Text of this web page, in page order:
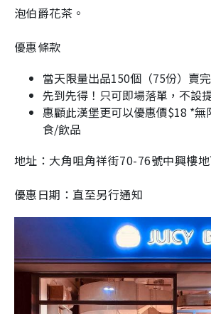
泡伯爵花茶。
優惠條款
當天限量出品150個（75份）賣
先到先得！只可即場落單，不設
惠顧此漢堡更可以優惠價$18 *
食/飲品
地址：大角咀角祥街70-76號中興樓
優惠日期：直至另行通知